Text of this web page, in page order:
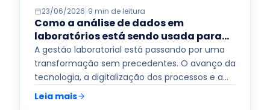
23/06/2026 9 min de leitura
Como a análise de dados em
laboratórios está sendo usada para
antecipar demanda e reduzir
ociosidade
A gestão laboratorial está passando por uma
transformação sem precedentes. O avanço da
tecnologia, a digitalização dos processos e a
crescente disponibilidade de informações
Leia mais